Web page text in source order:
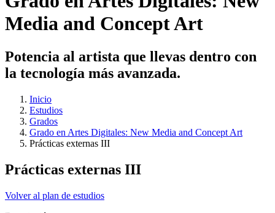
Media and Concept Art
Potencia al artista que llevas dentro con
la tecnología más avanzada.
Inicio
Estudios
Grados
Grado en Artes Digitales: New Media and Concept Art
Prácticas externas III
Prácticas externas III
Volver al plan de estudios